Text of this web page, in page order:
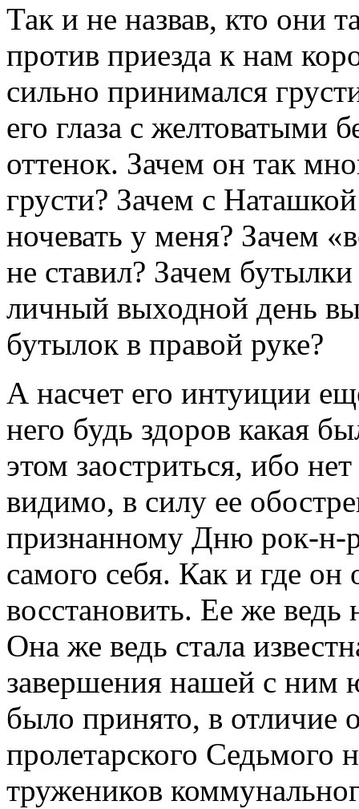
Так и не назвав, кто они
против приезда к нам
сильно принимался
его глаза с желтоватыми
оттенок. Зачем он так
грусти? Зачем с
ночевать у меня? Зачем
не ставил? Зачем
личный выходной день
бутылок в правой руке?
А насчет его интуиции
него будь здоров какая
этом заостриться, ибо
видимо, в силу ее
признанному Дню рок-н-
самого себя. Как и где
восстановить. Ее же
Она же ведь стала
завершения нашей с ним
было принято, в отличие
пролетарского Седьмого
тружеников